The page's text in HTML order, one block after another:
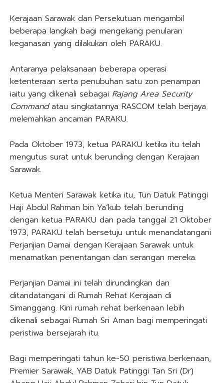
Kerajaan Sarawak dan Persekutuan mengambil
beberapa langkah bagi mengekang penularan
keganasan yang dilakukan oleh PARAKU.
Antaranya pelaksanaan beberapa operasi
ketenteraan serta penubuhan satu zon penampan
iaitu yang dikenali sebagai Rajang Area Security
Commandatau singkatannya RASCOM telah berjaya
melemahkan ancaman PARAKU.
Pada Oktober 1973, ketua PARAKU ketika itu telah
mengutus surat untuk berunding dengan Kerajaan
Sarawak.
Ketua Menteri Sarawak ketika itu, Tun Datuk Patinggi
Haji Abdul Rahman bin Ya’kub telah berunding
dengan ketua PARAKU dan pada tanggal 21 Oktober
1973, PARAKU telah bersetuju untuk menandatangani
Perjanjian Damai dengan Kerajaan Sarawak untuk
menamatkan penentangan dan serangan mereka.
Perjanjian Damai ini telah dirundingkan dan
ditandatangani di Rumah Rehat Kerajaan di
Simanggang. Kini rumah rehat berkenaan lebih
dikenali sebagai Rumah Sri Aman bagi memperingati
peristiwa bersejarah itu.
Bagi memperingati tahun ke-50 peristiwa berkenaan,
Premier Sarawak, YAB Datuk Patinggi Tan Sri (Dr)